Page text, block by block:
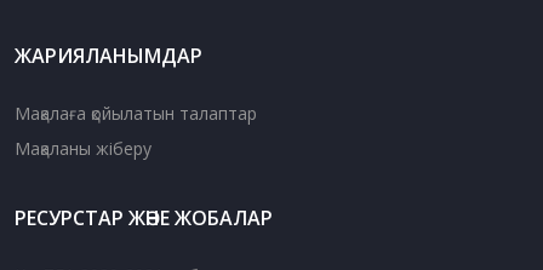
ЖАРИЯЛАНЫМДАР
Мақалаға қойылатын талаптар
Мақаланы жіберу
РЕСУРСТАР ЖӘНЕ ЖОБАЛАР